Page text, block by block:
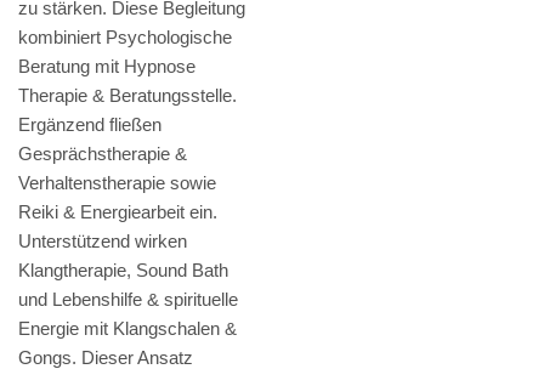
zu stärken. Diese Begleitung
kombiniert Psychologische
Beratung mit Hypnose
Therapie & Beratungsstelle.
Ergänzend fließen
Gesprächstherapie &
Verhaltenstherapie sowie
Reiki & Energiearbeit ein.
Unterstützend wirken
Klangtherapie, Sound Bath
und Lebenshilfe & spirituelle
Energie mit Klangschalen &
Gongs. Dieser Ansatz